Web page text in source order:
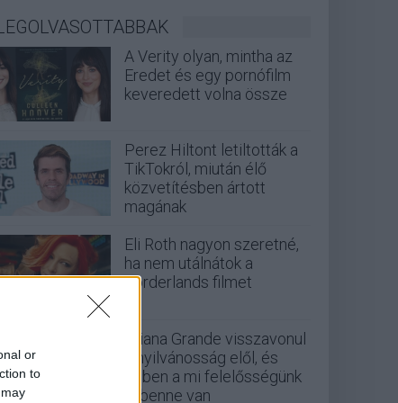
or
to
A Verity olyan, mintha az
Eredet és egy pornófilm
keveredett volna össze
Perez Hiltont letiltották a
TikTokról, miután élő
közvetítésben ártott
magának
Eli Roth nagyon szeretné,
ha nem utálnátok a
Borderlands filmet
Ariana Grande visszavonul
a nyilvánosság elől, és
ebben a mi felelősségünk
is benne van